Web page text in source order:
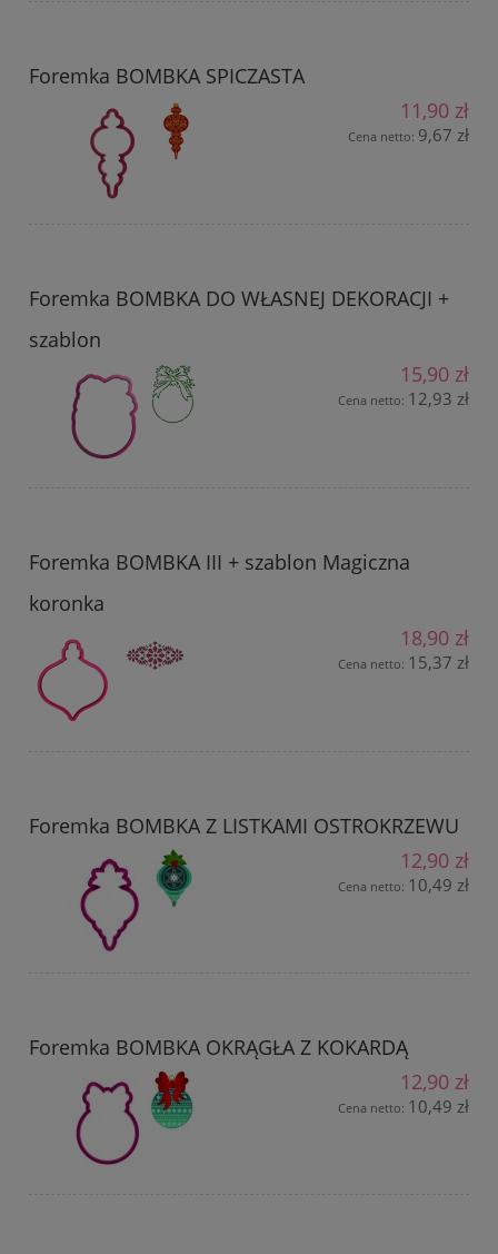
Foremka BOMBKA SPICZASTA
11,90 zł
Cena netto: 9,67 zł
Foremka BOMBKA DO WŁASNEJ DEKORACJI +
szablon
15,90 zł
Cena netto: 12,93 zł
Foremka BOMBKA III + szablon Magiczna
koronka
18,90 zł
Cena netto: 15,37 zł
Foremka BOMBKA Z LISTKAMI OSTROKRZEWU
12,90 zł
Cena netto: 10,49 zł
Foremka BOMBKA OKRĄGŁA Z KOKARDĄ
12,90 zł
Cena netto: 10,49 zł